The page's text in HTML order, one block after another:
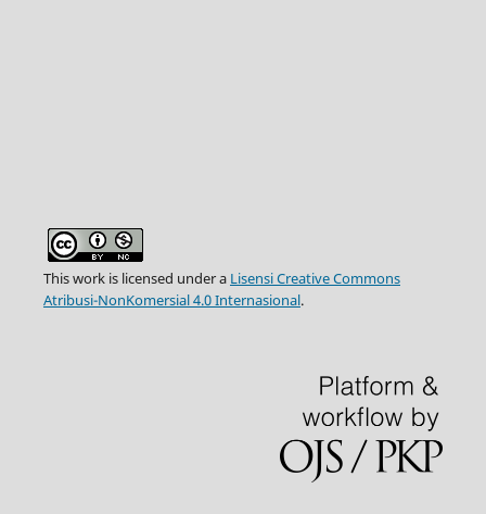
This work is licensed under a Lisensi Creative Commons
Atribusi-NonKomersial 4.0 Internasional.